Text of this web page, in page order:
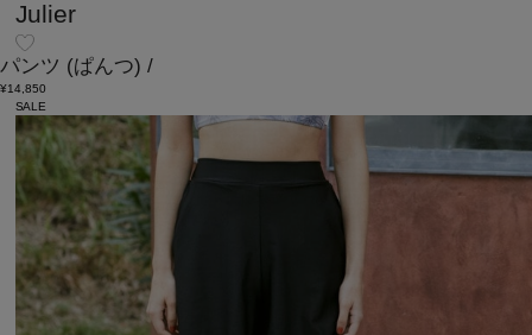
Julier
パンツ (ぱんつ) /
¥14,850
SALE